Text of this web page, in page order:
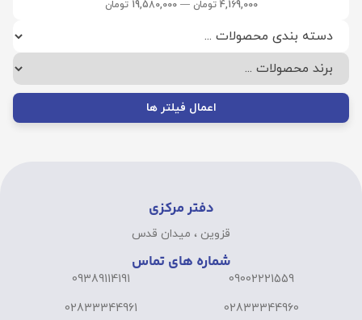
4,169,000 تومان —
19,580,000 تومان
اعمال فیلتر ها
دفتر مرکزی
قزوین ، میدان قدس
شماره های تماس
09002221559
02833344960
09389114191
02833344961